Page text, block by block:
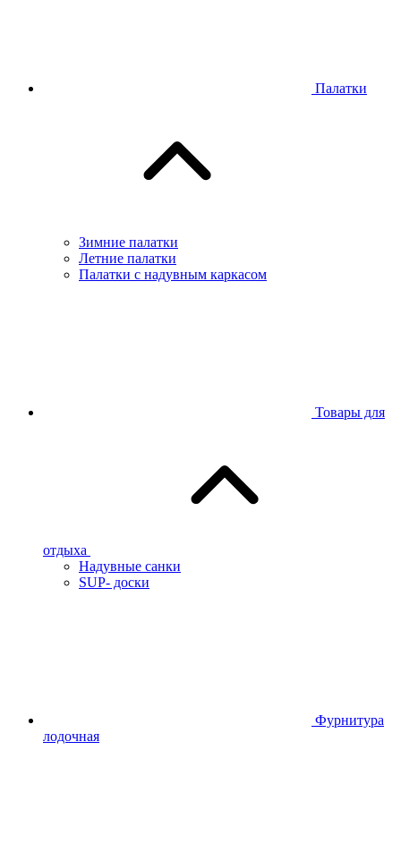
Палатки
Зимние палатки
Летние палатки
Палатки с надувным каркасом
Товары для
отдыха
Надувные санки
SUP- доски
Фурнитура
лодочная